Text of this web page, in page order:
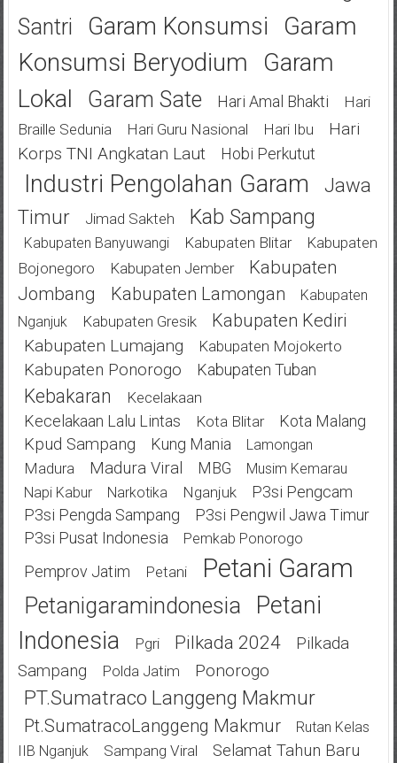
Santri
Garam Konsumsi
Garam
Konsumsi Beryodium
Garam
Lokal
Garam Sate Hari Amal Bhakti
Hari
Braille Sedunia
Hari Guru Nasional Hari Ibu
Hari
Korps TNI Angkatan Laut
Hobi Perkutut
Industri Pengolahan Garam
Jawa
Timur
Jimad Sakteh Kab Sampang
Kabupaten Banyuwangi Kabupaten Blitar
Kabupaten
Bojonegoro
Kabupaten Jember
Kabupaten
Jombang
Kabupaten Lamongan
Kabupaten
Nganjuk
Kabupaten Gresik Kabupaten Kediri
Kabupaten Lumajang Kabupaten Mojokerto
Kabupaten Ponorogo Kabupaten Tuban
Kebakaran Kecelakaan
Kecelakaan Lalu Lintas Kota Blitar Kota Malang
Kpud Sampang Kung Mania Lamongan
Madura Madura Viral MBG
Musim Kemarau
Napi Kabur
Narkotika Nganjuk
P3si Pengcam
P3si Pengda Sampang
P3si Pengwil Jawa Timur
P3si Pusat Indonesia
Pemkab Ponorogo
Pemprov Jatim Petani Petani Garam
Petanigaramindonesia
Petani
Indonesia
Pgri Pilkada 2024
Pilkada
Sampang
Polda Jatim Ponorogo
PT.Sumatraco Langgeng Makmur
Pt.SumatracoLanggeng Makmur
Rutan Kelas
IIB Nganjuk
Sampang Viral
Selamat Tahun Baru